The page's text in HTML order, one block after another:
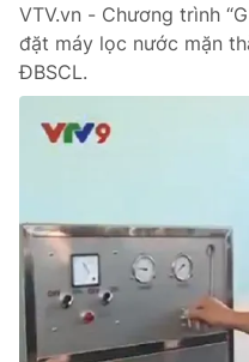
Nguyễn Trọng Ninh
Tổng đài VTV: 024.38 355
Ðiện thoại Thời báo VTV:
toasoan@vtv.vn
Liên hệ quảng cáo:
VTV.vn - Chương trình
đặt máy lọc nước mặn
ĐBSCL.